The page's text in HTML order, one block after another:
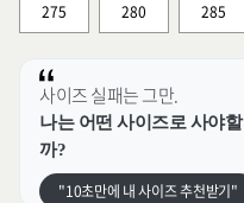
275 280 285
사이즈 실패는 그만.
나는 어떤 사이즈로 사야할
까?
"10초만에 내 사이즈 추천받기"